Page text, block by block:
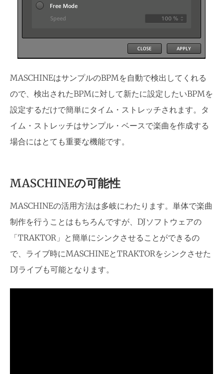
MASCHINEはサンプルのBPMを自動で検出してくれる
ので、検出されたBPMに対して新たに設定したいBPMを
設定するだけで簡単にタイム・ストレッチされます。タ
イム・ストレッチはサンプル・ベースで楽曲を作成する
場合にはとても重要な機能です。
MASCHINEの可能性
MASCHINEの活用方法は多岐にわたります。単体で楽曲
制作を行うことはもちろんですが、DJソフトウェアの
「TRAKTOR」と簡単にシンクさせることができるの
で、ライブ時にMASCHINEとTRAKTORをシンクさせた
DJライブも可能となります。